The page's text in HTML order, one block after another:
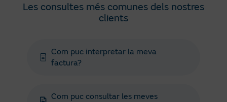
Les consultes més comunes dels nostres
clients
Com puc interpretar la meva
factura?
Com puc consultar les meves